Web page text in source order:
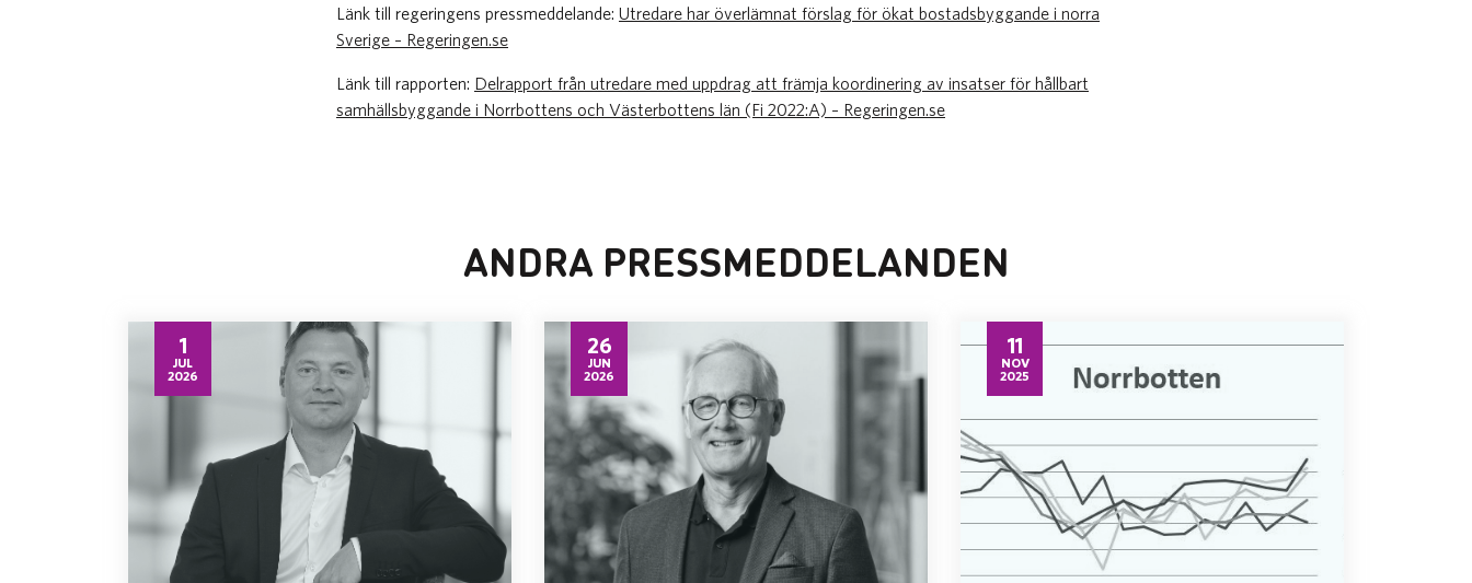
Länk till regeringens pressmeddelande: Utredare har överlämnat förslag för ökat bostadsbyggande i norra
Sverige – Regeringen.se
Länk till rapporten: Delrapport från utredare med uppdrag att främja koordinering av insatser för hållbart
samhällsbyggande i Norrbottens och Västerbottens län (Fi 2022:A) – Regeringen.se
ANDRA PRESSMEDDELANDEN
1
JUL
2026
26
JUN
2026
11
NOV
2025